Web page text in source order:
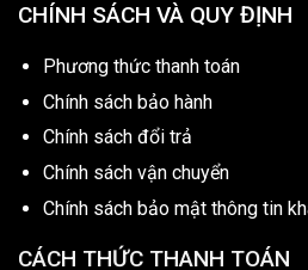
CHÍNH SÁCH VÀ QUY ĐỊNH
Phương thức thanh toán
Chính sách bảo hành
Chính sách đổi trả
Chính sách vận chuyển
Chính sách bảo mật thông tin
CÁCH THỨC THANH TOÁN